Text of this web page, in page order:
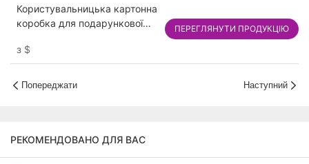
Користувальницька картонна
коробка для подарункової
з $
ПЕРЕГЛЯНУТИ ПРОДУКЦІЮ
Попереджати Наступний
РЕКОМЕНДОВАНО ДЛЯ ВАС